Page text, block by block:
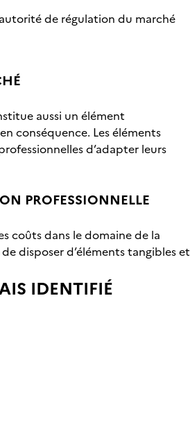
de régulation du marché
aussi un élément
conséquence. Les éléments
d’adapter leurs
PROFESSIONNELLE
coûts dans le domaine de la
disposer d’éléments tangibles et
IDENTIFIÉ